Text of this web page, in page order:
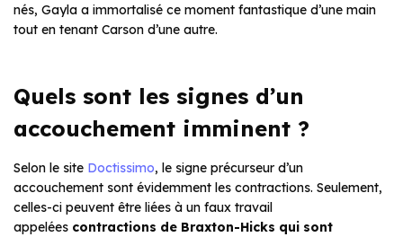
nés, Gayla a immortalisé ce moment fantastique d’une main
tout en tenant Carson d’une autre.
Quels sont les signes d’un
accouchement imminent ?
Selon le site Doctissimo, le signe précurseur d’un
accouchement sont évidemment les contractions. Seulement,
celles-ci peuvent être liées à un faux travail
appelées contractions de Braxton-Hicks qui sont